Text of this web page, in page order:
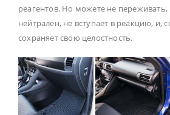
реагентов. Но можете не переживать,
нейтрален, не вступает в реакцию, и,
сохраняет свою целостность.